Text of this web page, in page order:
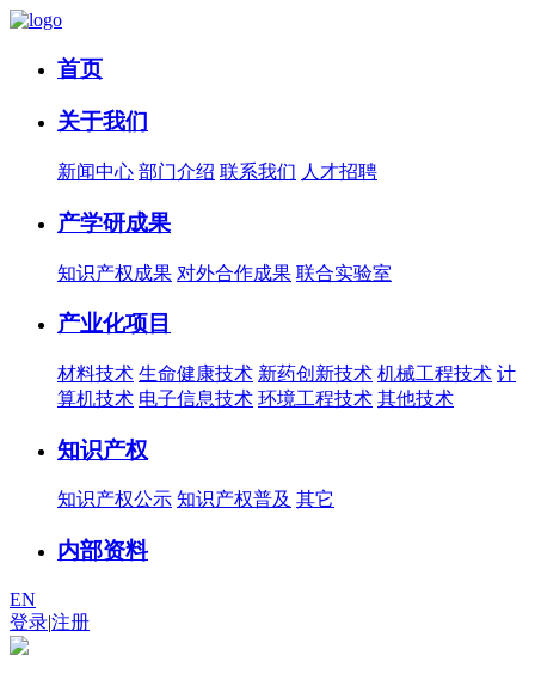
首页
关于我们
新闻中心 部门介绍 联系我们 人才招聘
产学研成果
知识产权成果 对外合作成果 联合实验室
产业化项目
材料技术 生命健康技术 新药创新技术 机械工程技术 计
算机技术 电子信息技术 环境工程技术 其他技术
知识产权
知识产权公示 知识产权普及 其它
内部资料
EN
登录|注册